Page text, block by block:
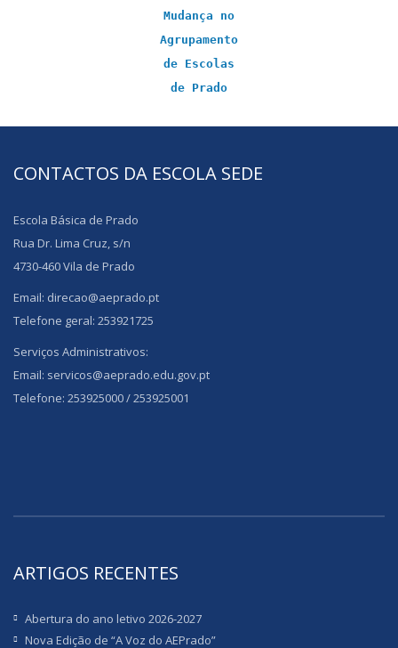
Mudança no
Agrupamento
de Escolas
de Prado
CONTACTOS DA ESCOLA SEDE
Escola Básica de Prado
Rua Dr. Lima Cruz, s/n
4730-460 Vila de Prado
Email: direcao@aeprado.pt
Telefone geral: 253921725
Serviços Administrativos:
Email: servicos@aeprado.edu.gov.pt
Telefone: 253925000 / 253925001
ARTIGOS RECENTES
Abertura do ano letivo 2026-2027
Nova Edição de “A Voz do AEPrado”